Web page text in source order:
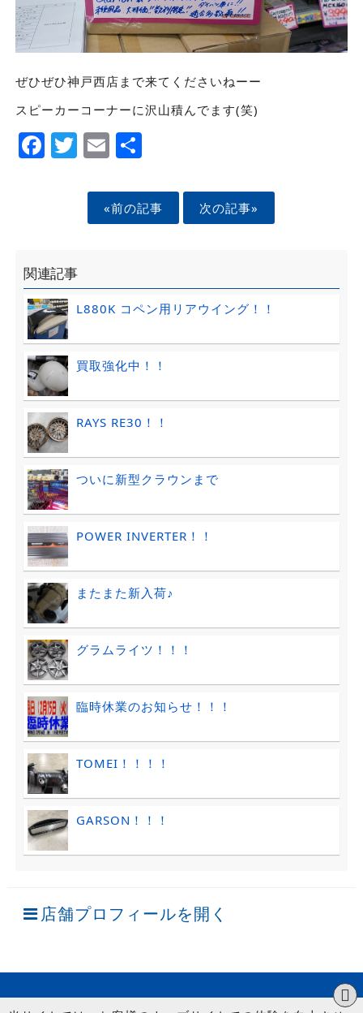
ぜひぜひ神戸西店まで来てくださいねーー
スピーカーコーナーに沢山積んでます(笑)
Facebook
Twitter
EmailShare
«前の記事 次の記事»
関連記事
L880K コペン用リアウイング！！
買取強化中！！
RAYS RE30！！
ついに新型クラウンまで
POWER INVERTER！！
またまた新入荷♪
グラムライツ！！！
臨時休業のお知らせ！！！
TOMEI！！！！
GARSON！！！
店舗プロフィールを開く